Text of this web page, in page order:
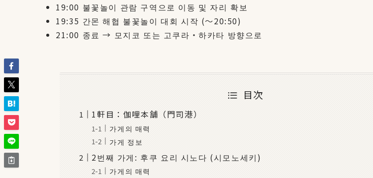
19:00 불꽃놀이 관람 구역으로 이동 및 자리 확보
19:35 간몬 해협 불꽃놀이 대회 시작 (〜20:50)
21:00 종료 → 모지코 또는 고쿠라・하카타 방향으로
目次
1軒目：伽哩本舗（門司港）
가게의 매력
가게 정보
2번째 가게: 후쿠 요리 시노다 (시모노세키)
가게의 매력